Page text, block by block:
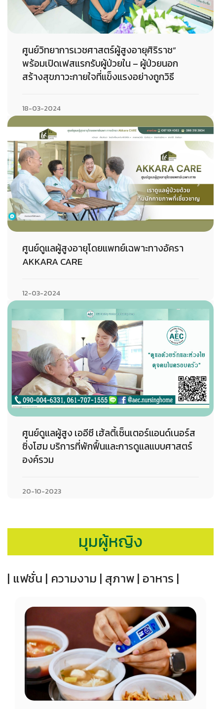
ศูนย์วิทยาการเวชศาสตร์ผู้สูงอายุศิริราช”
พร้อมเปิดเฟสแรกรับผู้ป่วยใน – ผู้ป่วยนอก
สร้างสุขภาวะกายใจที่แข็งแรงอย่างถูกวิธี
18-03-2024
ศูนย์ดูแลผู้สูงอายุโดยแพทย์เฉพาะทางอัครา
AKKARA CARE
12-03-2024
ศูนย์ดูแลผู้สูง เออีซี เฮ้ลตี้เซ็นเตอร์แอนด์เนอร์ส
ซิ่งโฮม บริการที่พักฟื้นและการดูแลแบบศาสตร์
องค์รวม
20-10-2023
มุมผู้หญิง
| แฟชั่น | ความงาม | สุภาพ | อาหาร |